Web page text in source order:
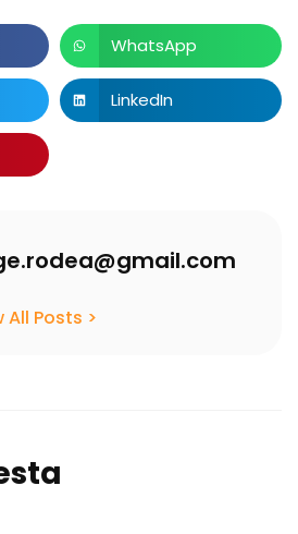
WhatsApp
LinkedIn
All Posts >